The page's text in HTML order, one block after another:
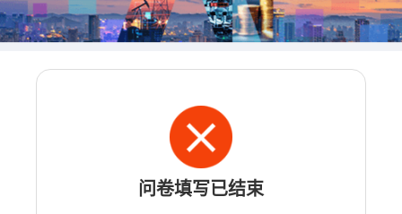
问卷填写已结束